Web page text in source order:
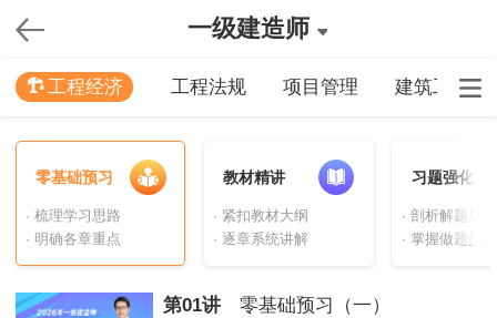
一级建造师
工程经济 工程法规 项目管理 建筑工程
零基础预习
· 梳理学习思路
· 明确各章重点
教材精讲
· 紧扣教材大纲
· 逐章系统讲解
习题强化
· 剖析解题思路
· 掌握做题技巧
第01讲 零基础预习（一）